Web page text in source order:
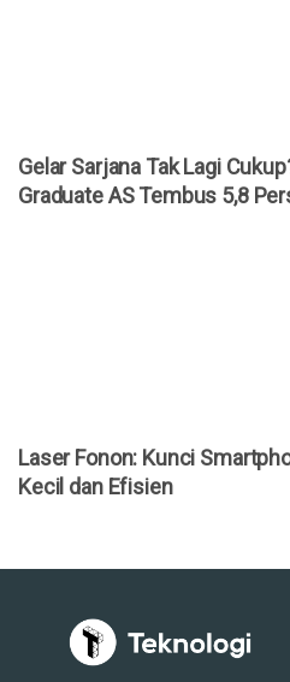
Gelar Sarjana Tak Lagi
Graduate AS Tembus 5,8
Laser Fonon: Kunci
Kecil dan Efisien